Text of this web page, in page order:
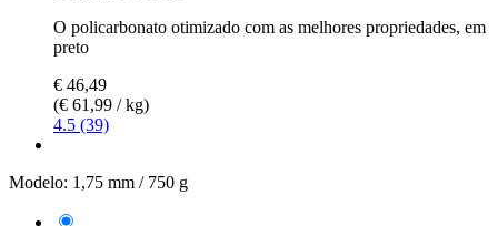
O policarbonato otimizado com as melhores propriedades, em
preto
€ 46,49
(€ 61,99 / kg)
4.5 (39)
Modelo: 1,75 mm / 750 g